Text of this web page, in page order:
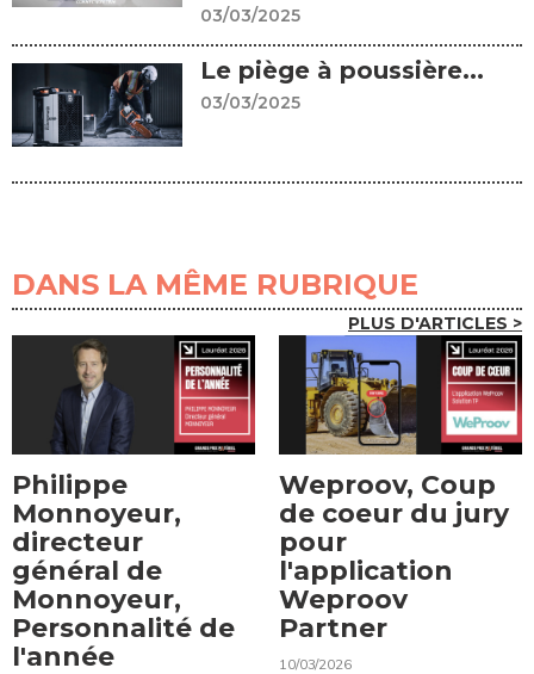
03/03/2025
Le piège à poussière...
03/03/2025
DANS LA MÊME RUBRIQUE
PLUS D'ARTICLES >
Philippe
Monnoyeur,
directeur
général de
Monnoyeur,
Personnalité de
l'année
Weproov, Coup
de coeur du jury
pour
l'application
Weproov
Partner
10/03/2026